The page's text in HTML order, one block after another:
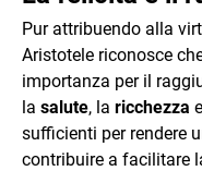
Pur attribuendo alla
Aristotele riconosce
importanza per il
la salute, la ricchezza
sufficienti per rendere
contribuire a facilitare